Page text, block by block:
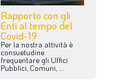
Rapporto con gli
Enti al tempo del
Covid-19
Per la nostra attività è
consuetudine
frequentare gli Uffici
Pubblici, Comuni, ...